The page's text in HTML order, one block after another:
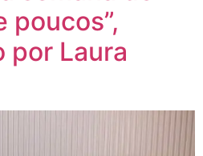
poucos”,
por Laura